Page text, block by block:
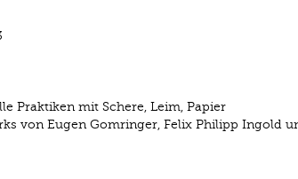
Praktiken mit Schere, Leim, Papier
von Eugen Gomringer, Felix Philipp Ingold